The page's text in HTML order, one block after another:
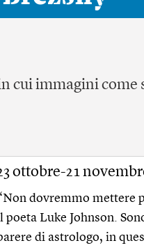
cui immagini come
ottobre-21
dovremmo mettere
poeta Luke Johnson.
di astrologo, in